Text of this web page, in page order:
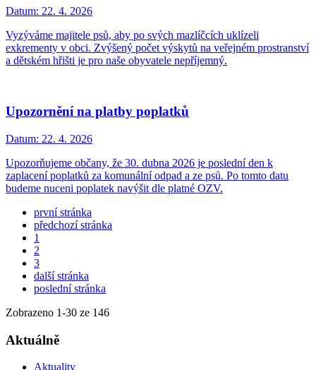
Datum: 22. 4. 2026
Vyzýváme majitele psů, aby po svých mazlíčcích uklízeli
exkrementy v obci. Zvýšený počet výskytů na veřejném prostranství
a dětském hřišti je pro naše obyvatele nepříjemný.
Upozornění na platby poplatků
Datum: 22. 4. 2026
Upozorňujeme občany, že 30. dubna 2026 je poslední den k
zaplacení poplatků za komunální odpad a ze psů. Po tomto datu
budeme nuceni poplatek navýšit dle platné OZV.
první stránka
předchozí stránka
1
2
3
další stránka
poslední stránka
Zobrazeno 1-30 ze 146
Aktuálně
Aktuality